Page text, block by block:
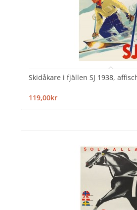
Skidåkare i fjällen SJ 1938,
119,00kr